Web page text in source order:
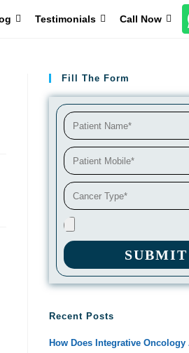
Testimonials Call Now
Fill The Form
SUBMIT
Recent Posts
How Does Integrative Oncology